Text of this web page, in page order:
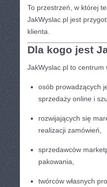
To przestrzeń, w której
JakWyslac.pl jest
klienta.
Dla kogo jest
JakWyslac.pl to centrum
osób prowadzących
sprzedaży online i
rozwijających się
realizacji zamówień,
sprzedawców
pakowania,
twórców własnych